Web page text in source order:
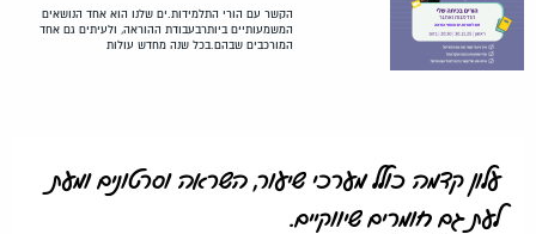
הקשר עם הורי התלמידות.ים שלנו הוא אחד הנושאים
המשמעותיים ביותרבעבודת ההוראה, ולעיתים גם אחד
המורכבים שבהם.בכל שנה מחדש עולות
עלון קדמה כולל מערכי שיעור, השראה וסרטונים ומעת
לעת גם חומרים שיווקיים.